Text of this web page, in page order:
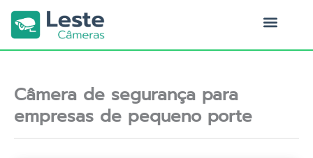
para
conteúdo
Câmera de segurança para
empresas de pequeno porte